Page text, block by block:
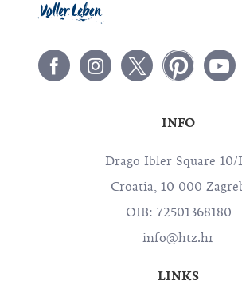
INFO
Drago Ibler Square
Croatia, 10 000
OIB: 72501368180
info@htz.hr
LINKS